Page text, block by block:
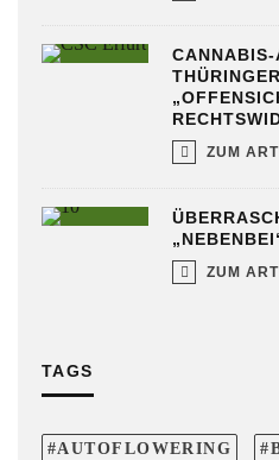
ZUM
ZUM
TAGS
AUTOFLOWERING